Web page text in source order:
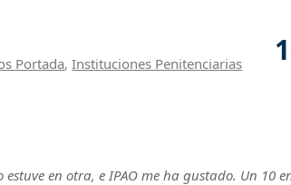
Portada,Instituciones Penitenciarias
estuve en otra, e IPAO me ha gustado. Un 10